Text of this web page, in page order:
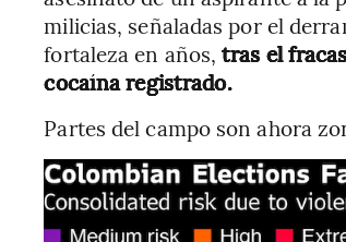
milicias, señaladas por el
fortaleza en años, tras el
cocaína registrado.
Partes del campo son ahora